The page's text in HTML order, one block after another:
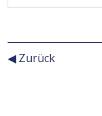
◀ Zurück